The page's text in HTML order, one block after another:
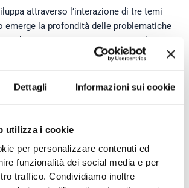
Dettagli Informazioni sui cookie
utilizza i cookie
per personalizzare contenuti ed
funzionalità dei social media e per
traffico. Condividiamo inoltre
attraverso l’interazione di tre temi
emerge la profondità delle problematiche
da gioco, raccontate attraverso le
di ex giocatori mediante video, racconti
queste persone hanno dovuto affrontare e
per il 1° dicembre dalle 19.00.
della mostra, si svolgerà
dell’Università degli Studi di Siena il
Il gioco di azzardo: una prospettiva